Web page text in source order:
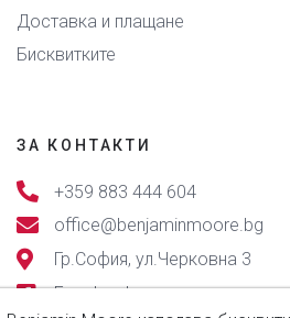
Доставка и плащане
Бисквитките
ЗА КОНТАКТИ
+359 883 444 604
office@benjaminmoore.bg
Гр.София, ул.Черковна 3
Facebook